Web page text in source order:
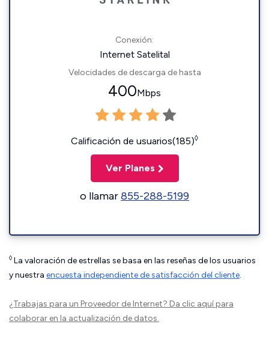
Conexión:
Internet Satelital
Velocidades de descarga de hasta
400Mbps
Calificación de usuarios(185)◊
Ver Planes
o llamar855-288-5199
◊ La valoración de estrellas se basa en las reseñas de los usuarios
y nuestra encuesta independiente de satisfacción del cliente.
¿Trabajas para un Proveedor de Internet? Da clic aquípara
colaborar en la actualización de datos.